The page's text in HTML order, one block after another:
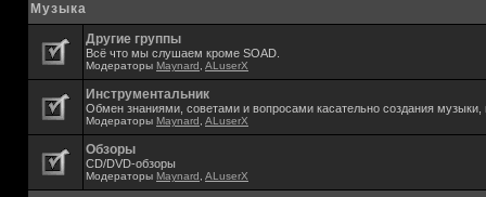
Музыка
Другие группы
Всё что мы слушаем кроме SOAD.
Модераторы Maynard ALuserX
Инструментальник
Обмен знаниями, советами и вопросами касательно создания музыки,
Модераторы Maynard ALuserX
Обзоры
CD/DVD-обзоры
Модераторы Maynard ALuserX